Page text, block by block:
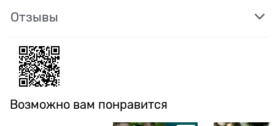
Отзывы
Возможно вам понравится